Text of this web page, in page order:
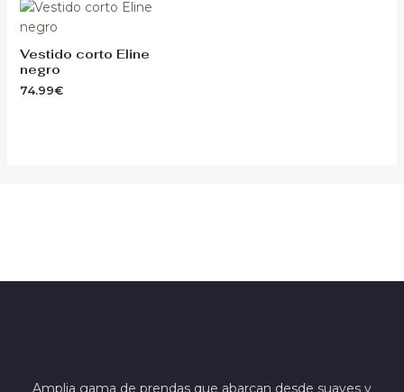
Vestido corto Eline
negro
74.99€
Amplia gama de prendas que abarcan desde suaves y